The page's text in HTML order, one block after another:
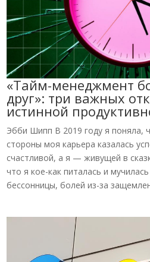
«Тайм-менеджмент
друг»: три важных
истинной
Эбби Шипп В 2019 году я поняла,
стороны моя карьера казалась
счастливой, а я — живущей в
что я кое-как питалась и
бессонницы, болей из-за